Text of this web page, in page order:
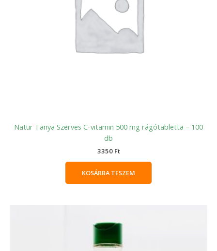
Natur Tanya Szerves C-vitamin 500 mg rágótabletta – 100
db
3350 Ft
KOSÁRBA TESZEM